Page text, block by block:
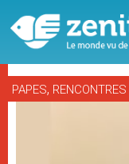
PAPES, RENCONTRES